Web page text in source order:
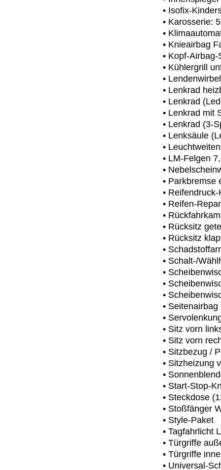
• Isofix-
• Karosserie:
•
• Knieairbag
• Kopf-Airbag-
• Kühlergrill
•
• Lenkrad
• Lenkrad
• Lenkrad mit
• Lenkrad (3-
• Lenksäule
•
• LM-Felgen
•
• Parkbremse
•
• Reifen-
•
• Rücksitz
• Rücksitz
•
• Schalt-/
•
•
•
• Seitenairbag
•
• Sitz vorn
• Sitz vorn
• Sitzbezug /
• Sitzheizung
•
• Start-Stop-
• Steckdose
• Stoßfänger
• Style-Paket
• Tagfahrlicht
• Türgriffe
• Türgriffe
• Universal-